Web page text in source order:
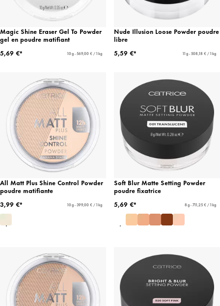
Magic Shine Eraser Gel To Powder
gel en poudre matifiant
5,69 €*
10 g - 569,00 € / 1 kg
Nude Illusion Loose Powder poudre
libre
5,59 €*
11 g - 508,18 € / 1 kg
All Matt Plus Shine Control Powder
poudre matifiante
3,99 €*
10 g - 399,00 € / 1 kg
Soft Blur Matte Setting Powder
poudre fixatrice
5,69 €*
8 g - 711,25 € / 1 kg